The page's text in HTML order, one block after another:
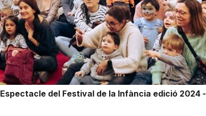
Espectacle del Festival de la Infància edició 2024 -